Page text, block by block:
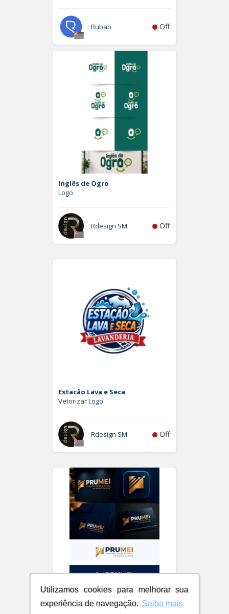
Utilizamos cookies para melhorar sua
experiência de navegação. Saiba mais
Rubao Off
Inglês de Ogro
Logo
Rdesign SM Off
Estacão Lava e Seca
Vetorizar Logo
Rdesign SM Off
PRUMEI - Contabilidade Digital
Logo